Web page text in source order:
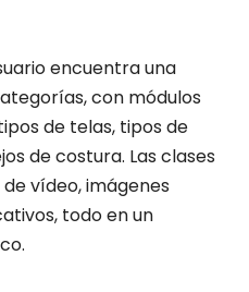
encuentra una
con módulos
de telas, tipos de
de costura. Las clases
vídeo, imágenes
todo en un